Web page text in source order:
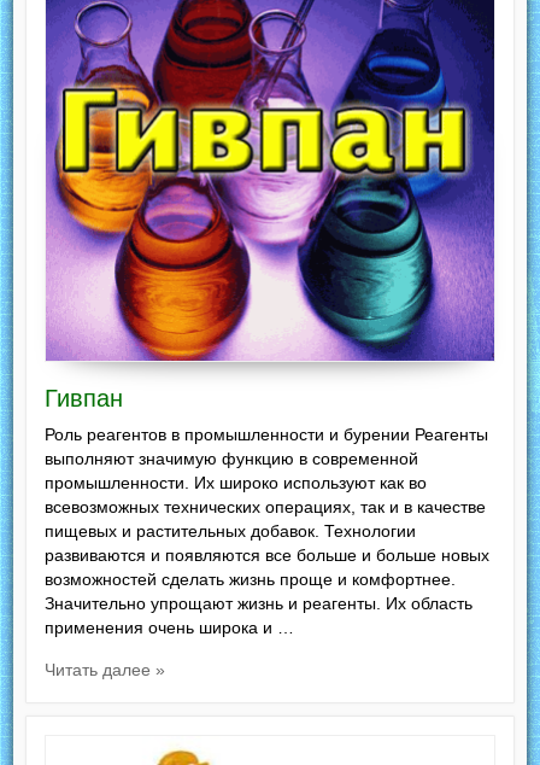
Гивпан
Роль реагентов в промышленности и бурении Реагенты
выполняют значимую функцию в современной
промышленности. Их широко используют как во
всевозможных технических операциях, так и в качестве
пищевых и растительных добавок. Технологии
развиваются и появляются все больше и больше новых
возможностей сделать жизнь проще и комфортнее.
Значительно упрощают жизнь и реагенты. Их область
применения очень широка и …
Читать далее »